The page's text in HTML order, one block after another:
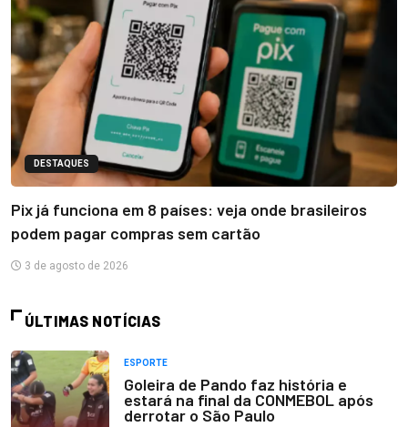
DESTAQUES
Pix já funciona em 8 países: veja onde brasileiros
podem pagar compras sem cartão
3 de agosto de 2026
ÚLTIMAS NOTÍCIAS
ESPORTE
Goleira de Pando faz história e
estará na final da CONMEBOL após
derrotar o São Paulo